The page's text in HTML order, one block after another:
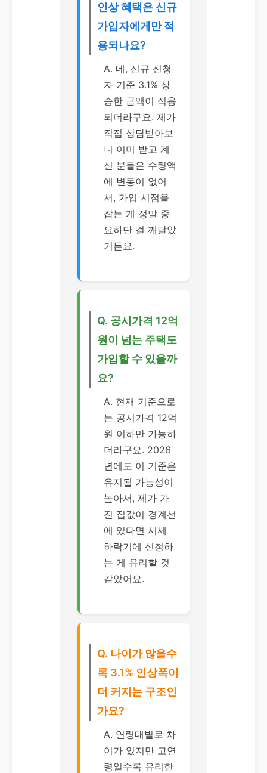
인상 혜택은 신규
가입자에게만 적
용되나요?
A. 네, 신규 신청
자 기준 3.1% 상
승한 금액이 적용
되더라구요. 제가
직접 상담받아보
니 이미 받고 계
신 분들은 수령액
에 변동이 없어
서, 가입 시점을
잡는 게 정말 중
요하단 걸 깨달았
거든요.
Q. 공시가격 12억
원이 넘는 주택도
가입할 수 있을까
요?
A. 현재 기준으로
는 공시가격 12억
원 이하만 가능하
더라구요. 2026
년에도 이 기준은
유지될 가능성이
높아서, 제가 가
진 집값이 경계선
에 있다면 시세
하락기에 신청하
는 게 유리할 것
같았어요.
Q. 나이가 많을수
록 3.1% 인상폭이
더 커지는 구조인
가요?
A. 연령대별로 차
이가 있지만 고연
령일수록 유리한